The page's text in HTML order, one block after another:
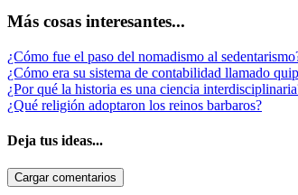
Más cosas interesantes...
¿Cómo fue el paso del nomadismo al
¿Cómo era su sistema de contabilidad llamado
¿Por qué la historia es una ciencia
¿Qué religión adoptaron los reinos barbaros?
Deja tus ideas...
Cargar comentarios